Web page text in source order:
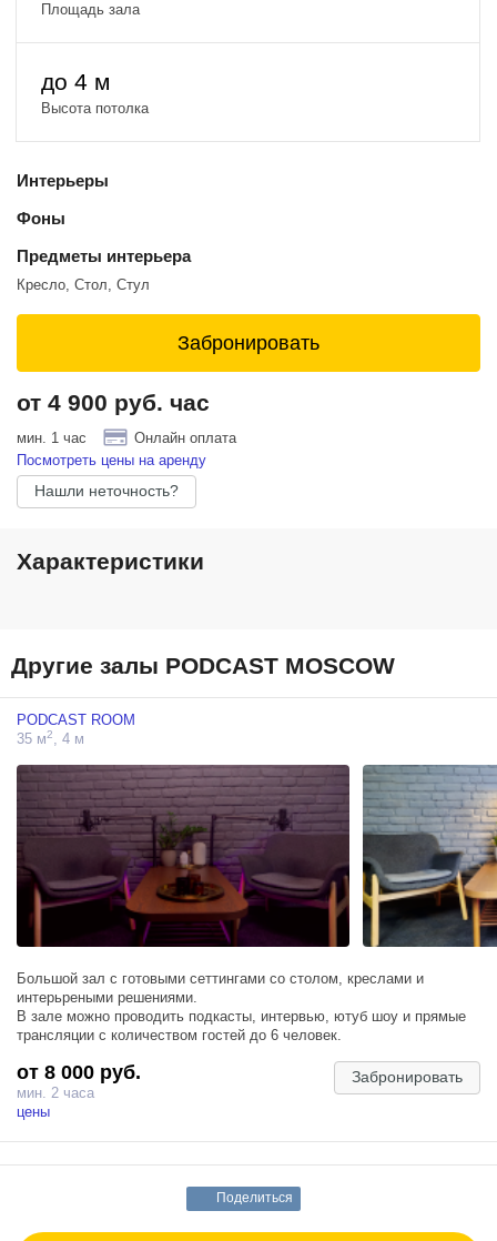
Площадь зала
до 4 м
Высота потолка
Интерьеры
Фоны
Предметы интерьера
Кресло, Стол, Стул
Забронировать
от 4 900 руб. час
мин. 1 час
Онлайн оплата
Посмотреть цены на аренду
Нашли неточность?
Характеристики
Другие залы PODCAST MOSCOW
PODCAST ROOM
35 м2, 4 м
Большой зал с готовыми сеттингами со столом, креслами и
интерьреными решениями.
В зале можно проводить подкасты, интервью, ютуб шоу и прямые
трансляции с количеством гостей до 6 человек.
от 8 000 руб.
мин. 2 часа
цены
Забронировать
Поделиться